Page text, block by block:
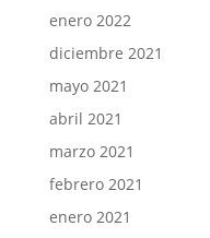
enero 2022
diciembre 2021
mayo 2021
abril 2021
marzo 2021
febrero 2021
enero 2021